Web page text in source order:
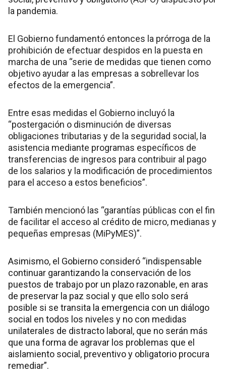
la pandemia.
El Gobierno fundamentó entonces la prórroga de la
prohibición de efectuar despidos en la puesta en
marcha de una “serie de medidas que tienen como
objetivo ayudar a las empresas a sobrellevar los
efectos de la emergencia”.
Entre esas medidas el Gobierno incluyó la
“postergación o disminución de diversas
obligaciones tributarias y de la seguridad social, la
asistencia mediante programas específicos de
transferencias de ingresos para contribuir al pago
de los salarios y la modificación de procedimientos
para el acceso a estos beneficios”.
También mencionó las “garantías públicas con el fin
de facilitar el acceso al crédito de micro, medianas y
pequeñas empresas (MiPyMES)”.
Asimismo, el Gobierno consideró “indispensable
continuar garantizando la conservación de los
puestos de trabajo por un plazo razonable, en aras
de preservar la paz social y que ello solo será
posible si se transita la emergencia con un diálogo
social en todos los niveles y no con medidas
unilaterales de distracto laboral, que no serán más
que una forma de agravar los problemas que el
aislamiento social, preventivo y obligatorio procura
remediar”.